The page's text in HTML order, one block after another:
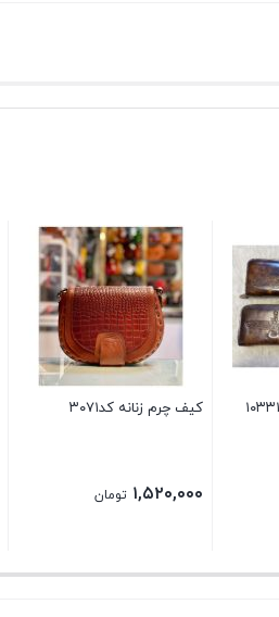
کیف چرم زنانه کد۳۰۷۱
۱,۵۲۰,۰۰۰ تومان